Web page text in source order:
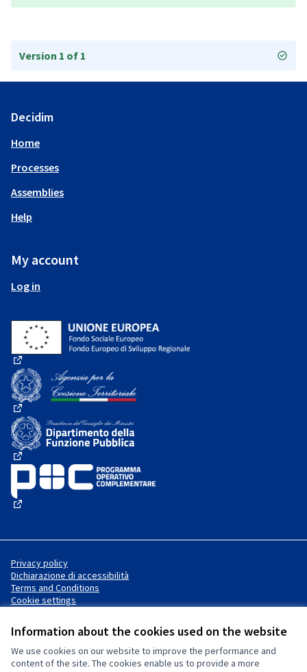
Information about the cookies used on the website
We use cookies on our website to improve the performance and
content of the site. The cookies enable us to provide a more
Version 1 of 1
Decidim
Home
Processes
Assemblies
Help
My account
Log in
(External link)
(External link)
(External link)
Privacy policy
Dichiarazione di accessibilità
Terms and Conditions
Cookie settings
Creative Commons License
(External link)Website made withfree software
.